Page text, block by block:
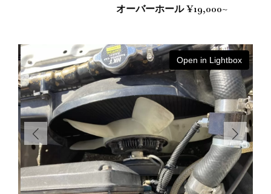
オーバーホール ¥19,000~
Open in Lightbox